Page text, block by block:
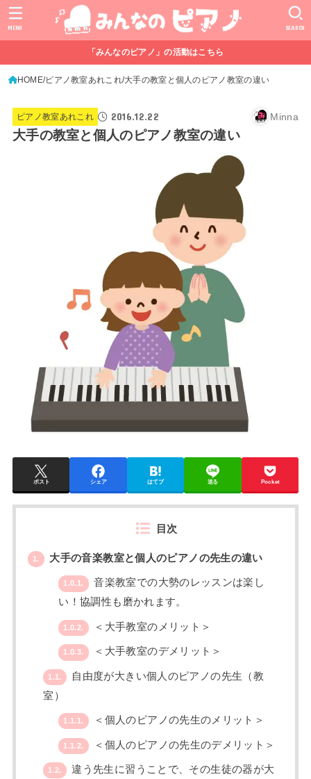
SEARCH
MENU
「みんなのピアノ」の活動はこちら
HOME ピアノ教室あれこれ 大手の教室と個人のピアノ教室の違い
ピアノ教室あれこれ 2016.12.22 Minna
大手の教室と個人のピアノ教室の違い
ポスト シェア はてブ 送る Pocket
目次
1. 大手の音楽教室と個人のピアノの先生の違い
1.0.1.
音楽教室での大勢のレッスンは楽し
い！協調性も磨かれます。
1.0.2. ＜大手教室のメリット＞
1.0.3. ＜大手教室のデメリット＞
1.1.
自由度が大きい個人のピアノの先生（教
室）
1.1.1. ＜個人のピアノの先生のメリット＞
1.1.2. ＜個人のピアノの先生のデメリット＞
1.2.
違う先生に習うことで、その生徒の器が大